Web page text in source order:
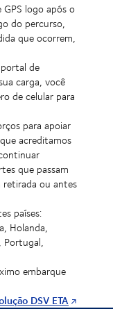
GPS logo após o
do percurso,
que ocorrem,
de
carga, você
de celular para
para apoiar
acreditamos
que passam
retirada ou antes
países:
Holanda,
Portugal,
embarque
DSV ETA